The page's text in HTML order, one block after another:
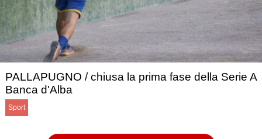
PALLAPUGNO / chiusa la prima fase della Serie A
Banca d'Alba
Sport